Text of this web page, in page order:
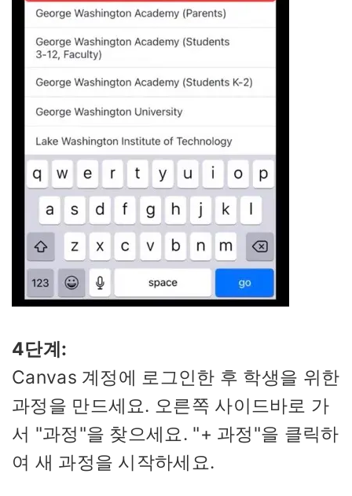
4단계:
Canvas 계정에 로그인한 후 학생을 위한
과정을 만드세요. 오른쪽 사이드바로 가
서 "과정"을 찾으세요. "+ 과정"을 클릭하
여 새 과정을 시작하세요.